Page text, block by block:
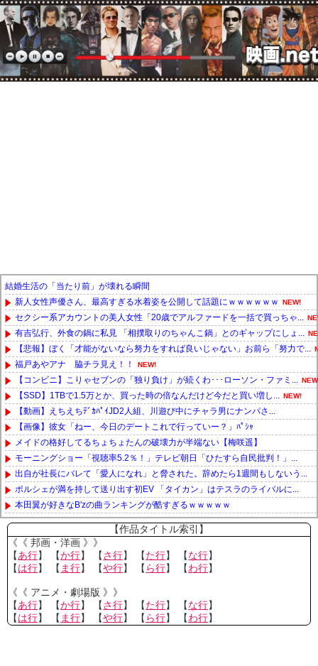
結婚生活の「当たり前」が壊れる瞬間
新人女性声優さん、最高すぎる水着姿を公開して話題にｗｗｗｗｗｗ
NEW!
セクシー系アカウントの美人女性「20歳でアルファードを一括で買っちゃ...
有吉弘行、外食の鍋に私見 「相撲取りのちゃんこ鍋」とのギャップにしょ...
【悲報】ぼく「才能がないなら努力をすれば良いじゃない」お前ら「努力で...
福戸あやアナ 脇チラ見え！！ NEW!
【コンビニ】こりゃセブンの「独り負け」が続くわ･･･ローソン・ファミ...
【SSD】1TBで1.5万とか、買った時の倍なんだけど今だと買い増し... NEW!
【動画】えちえちﾃﾞｶﾊﾟｲJD2人組、川遊び中にチャラ男にナンパさ...
【画像】彼女「ねー、今日のデートこれで行っていー？」ﾊﾟｼｬ
メイドの格好してるちょちょたんの破壊力が半端ない【梅咲遥】
モーニングショー「視聴率5.2％！」テレビ朝日「ひたすら自民批判！」...
出自が社長にバレて「愛人になれ」と脅された。辞めたら1週間もしないう...
ポルシェが満を持して送り出す初EV 「タイカン」はテスラのライバルに...
本田翼が好きなB'zの曲ランキングが酷すぎるｗｗｗｗｗ
Powered by livedoor 相互RSS
【作品タイトル索引】
《《 邦画・洋画 》》
【あ行】 【か行】 【さ行】 【た行】 【な行】
【は行】 【 ま行】 【や行】 【 ら行】 【わ行】
《《 アニメ・劇場版 》》
【あ行】 【か行】 【さ行】 【た行】 【な行】
【は行】 【 ま行】 【や行】 【 ら行】 【わ行】